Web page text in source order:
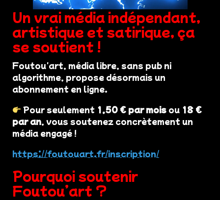
Un vrai média indépendant,
artistique et satirique, ça
se soutient !
Foutou'art, média libre, sans pub ni
algorithme, propose désormais un
abonnement en ligne.
Pour seulement 1,50 € par mois ou 18 €
par an, vous soutenez concrètement un
média engagé !
https://foutouart.fr/inscription/
Pourquoi soutenir
Foutou’art ?